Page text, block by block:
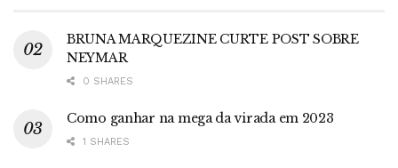
BRUNA MARQUEZINE CURTE POST SOBRE
NEYMAR
0 SHARES
Como ganhar na mega da virada em 2023
1 SHARES